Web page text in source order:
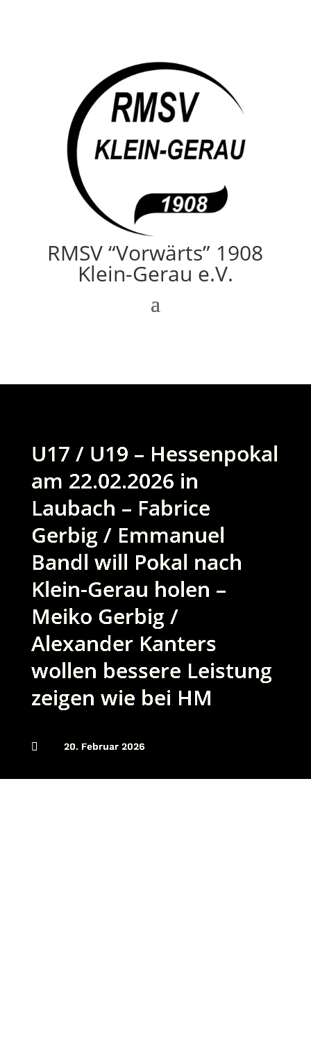
RMSV “Vorwärts” 1908
Klein-Gerau e.V.
U17 / U19 – Hessenpokal
am 22.02.2026 in
Laubach – Fabrice
Gerbig / Emmanuel
Bandl will Pokal nach
Klein-Gerau holen –
Meiko Gerbig /
Alexander Kanters
wollen bessere Leistung
zeigen wie bei HM
 20. Februar 2026